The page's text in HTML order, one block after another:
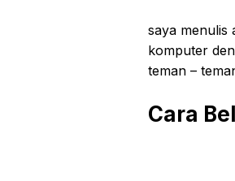
saya menulis
komputer
teman –
Cara